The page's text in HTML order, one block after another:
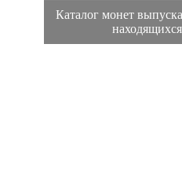
Каталог монет